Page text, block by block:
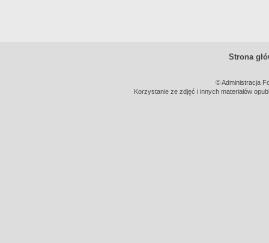
Strona
© Administracja
Korzystanie ze zdjęć i innych materiałów